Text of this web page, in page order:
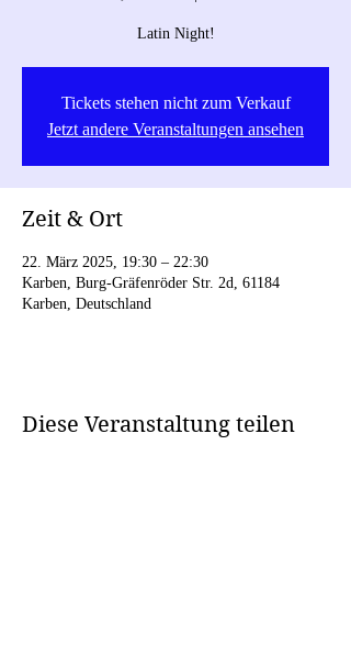
Latin Night!
Tickets stehen nicht zum Verkauf
Jetzt andere Veranstaltungen ansehen
Zeit & Ort
22. März 2025, 19:30 – 22:30
Karben, Burg-Gräfenröder Str. 2d, 61184
Karben, Deutschland
Diese Veranstaltung teilen